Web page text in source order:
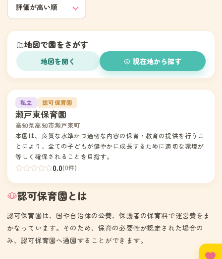
地図で園をさがす
地図を開く 現在地から探す
1私立 認可保育園
瀬戸東保育園
高知県高知市瀬戸東町
本園は、良質な水準かつ適切な内容の保育・教育の提供を行うこ
とにより、全ての子どもが健やかに成長するために適切な環境が
等しく確保されることを目指す。
0.0(0件)
認可保育園とは
認可保育園は、国や自治体の公費、保護者の保育料で運営費をま
かなっています。そのため、保育の必要性が認定された場合の
み、認可保育園へ通園することができます。